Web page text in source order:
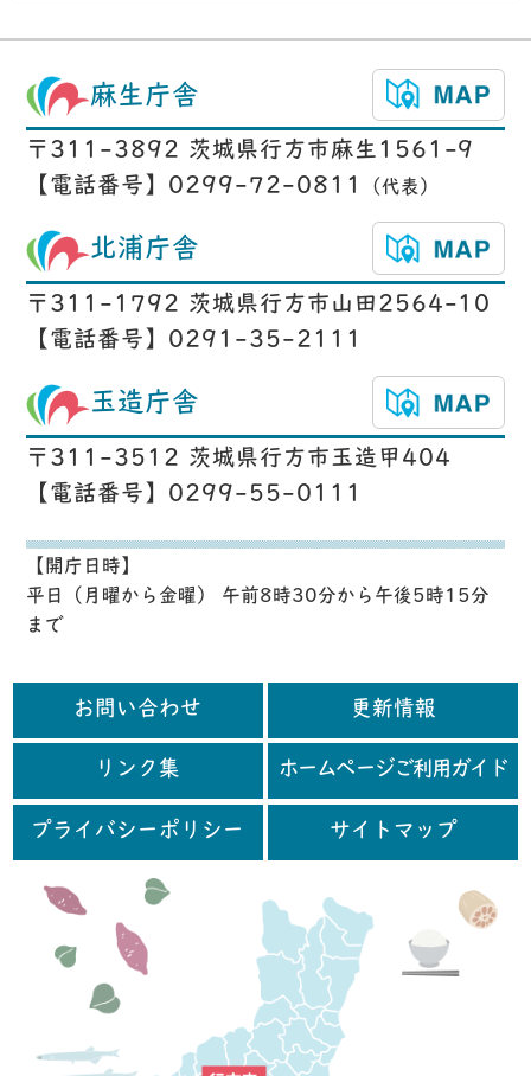
麻生庁舎
〒311-3892 茨城県行方市麻生1561-9
【電話番号】0299-72-0811
（代表）
北浦庁舎
〒311-1792 茨城県行方市山田2564-10
【電話番号】0291-35-2111
玉造庁舎
〒311-3512 茨城県行方市玉造甲404
【電話番号】0299-55-0111
【開庁日時】
平日（月曜から金曜） 午前8時30分から午後5時15分
まで
お問い合わせ 更新情報
リンク集 ホームページご利用ガイド
プライバシーポリシー サイトマップ